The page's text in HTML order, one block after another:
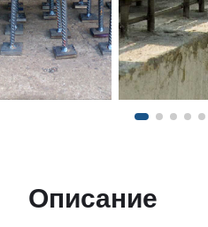
Описание